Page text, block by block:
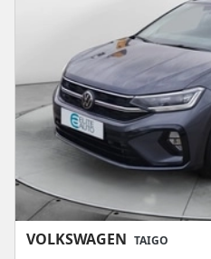
VOLKSWAGEN TAIGO